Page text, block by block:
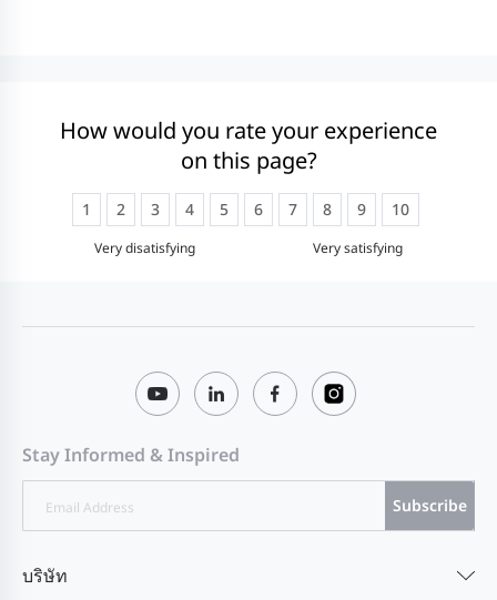
How would you rate your experience
on this page?
Very disatisfying
1 2 3 4 5 6 7 8 9 10
Very satisfying
Stay Informed & Inspired
Subscribe
บริษัท